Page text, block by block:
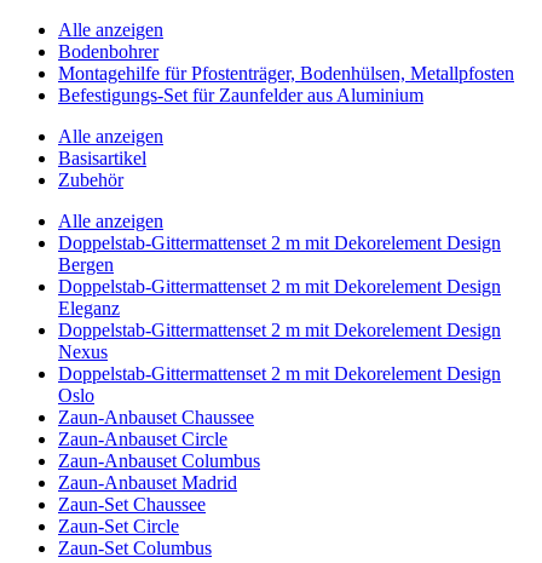
Alle anzeigen
Bodenbohrer
Montagehilfe für Pfostenträger, Bodenhülsen, Metallpfosten
Befestigungs-Set für Zaunfelder aus Aluminium
Alle anzeigen
Basisartikel
Zubehör
Alle anzeigen
Doppelstab-Gittermattenset 2 m mit Dekorelement Design
Bergen
Doppelstab-Gittermattenset 2 m mit Dekorelement Design
Eleganz
Doppelstab-Gittermattenset 2 m mit Dekorelement Design
Nexus
Doppelstab-Gittermattenset 2 m mit Dekorelement Design
Oslo
Zaun-Anbauset Chaussee
Zaun-Anbauset Circle
Zaun-Anbauset Columbus
Zaun-Anbauset Madrid
Zaun-Set Chaussee
Zaun-Set Circle
Zaun-Set Columbus